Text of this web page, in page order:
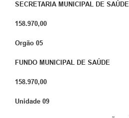
SECRETARIA MUNICIPAL DE SAÚDE
158.970,00
Orgão 05
FUNDO MUNICIPAL DE SAÚDE
158.970,00
Unidade 09